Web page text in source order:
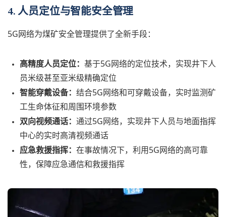
4. 人员定位与智能安全管理
5G网络为煤矿安全管理提供了全新手段：
高精度人员定位： 基于5G网络的定位技术，实现井下人
员米级甚至亚米级精确定位
智能穿戴设备： 结合5G网络和可穿戴设备，实时监测矿
工生命体征和周围环境参数
双向视频通话： 通过5G网络，实现井下人员与地面指挥
中心的实时高清视频通话
应急救援指挥： 在事故情况下，利用5G网络的高可靠
性，保障应急通信和救援指挥